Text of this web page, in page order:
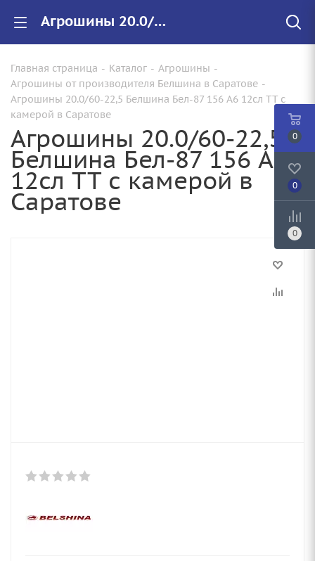
Агрошины 20.0/60-22,5 Белшина Бел-87 156 А6 12сл TT с камерой купить в Саратове по цене от 51 720 руб. с доставкой. Арт.:
Главная страница - Каталог - Агрошины -
Агрошины от производителя Белшина в Саратове -
Агрошины 20.0/60-22,5 Белшина Бел-87 156 А6 12сл TT с
камерой в Саратове
Агрошины 20.0/60-22,5
Белшина Бел-87 156 А6
12сл TT с камерой в
Саратове
0
0
0